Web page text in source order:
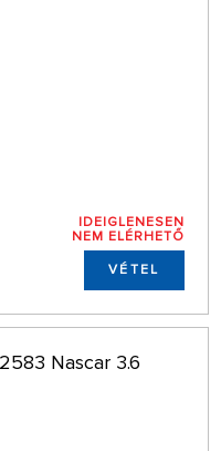
IDEIGLENESEN
NEM ELÉRHETŐ
VÉTEL
Nascar 3.6